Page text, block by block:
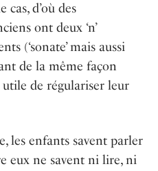
cas, d’où des
ont deux ‘n’
(‘sonate’ mais aussi
de la même façon
de régulariser leur
les enfants savent parler
eux ne savent ni lire, ni